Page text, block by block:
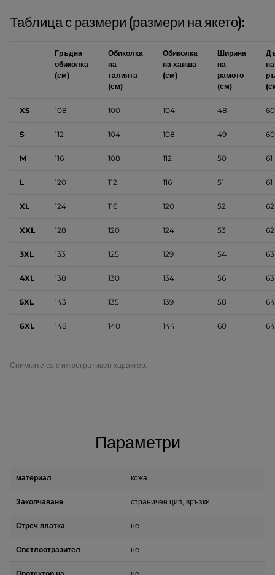
Таблица с размери (размери на якето):
Гръдна
обиколка
(см)
Обиколка
на
талията
(см)
Обиколка
на ханша
(см)
Ширина
на
рамото
(см)
на
XS 108 100 104 48 60
S 112 104 108 49 60
M 116 108 112 50 61
L 120 112 116 51 61
XL 124 116 120 52 62
XXL 128 120 124 53 62
3XL 133 125 129 54 63
4XL 138 130 134 56 63
5XL 143 135 139 58 64
6XL 148 140 144 60 64
Снимките са с илюстративен характер.
Параметри
материал кожа
Закопчаване страничен цип, връзки
Стреч платка не
Светлоотразител не